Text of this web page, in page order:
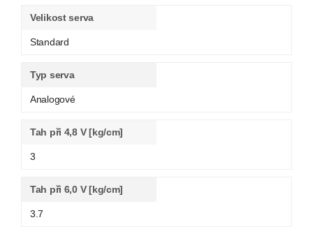
Velikost serva
Standard
Typ serva
Analogové
Tah při 4,8 V [kg/cm]
3
Tah při 6,0 V [kg/cm]
3.7